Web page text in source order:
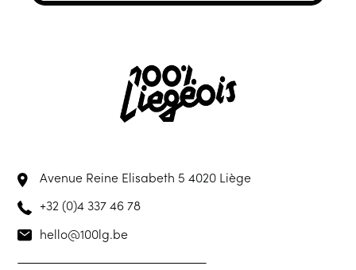
Avenue Reine Elisabeth 54020 Liège
+32 (0)4 337 46 78
hello@100lg.be